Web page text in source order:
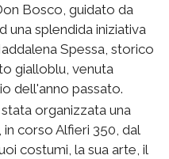
Bosco, guidato da
una splendida iniziativa
Spessa, storico
gialloblu, venuta
dell'anno passato.
stata organizzata una
corso Alfieri 350, dal
costumi, la sua arte, il